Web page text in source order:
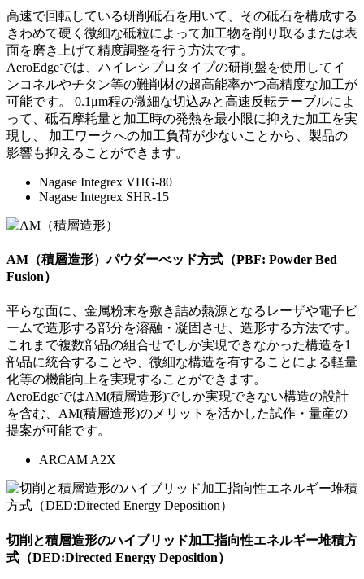
高速で回転している研削砥石を用いて、その砥石を構成する
きわめて硬く微細な砥粒によって加工物を削り取るまたは表
面を磨き上げて精度調整を行う方法です。
AeroEdgeでは、ハイレシプロタイプの研削盤を使用してイ
ンコネルやチタン等の難削材の超高能率かつ高精度な加工が
可能です。 0.1μm程の微細な切込みと高速反転テーブルによ
って、砥石摩耗量と加工時の発熱を最小限に抑えた加工を実
現し、 加工ワークへの加工負荷が少ないことから、製品の
影響も抑えることができます。
Nagase Integrex VHG-80
Nagase Integrex SHR-15
AM（積層造形）パウダーべッド方式（PBF: Powder Bed
Fusion）
平らな面に、金属粉末を敷き詰め熱源となるレーザや電子ビ
ームで造形する部分を溶融・凝固させ、造形する方法です。
これまで複数部品の組合せでしか実現できなかった構造を1
部品に統合することや、微細な構造を有することによる軽量
化等の機能向上を実現することができます。
AeroEdgeではAM(積層造形)でしか実現できない構造の設計
を含む、AM(積層造形)のメリットを活かした試作・量産の
提案が可能です。
ARCAM A2X
切削と積層造形のハイブリッド加工指向性エネルギー堆積方
式（DED:Directed Energy Deposition）